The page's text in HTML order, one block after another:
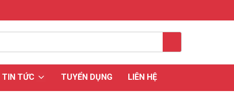
TIN TỨC TUYỂN DỤNG LIÊN HỆ